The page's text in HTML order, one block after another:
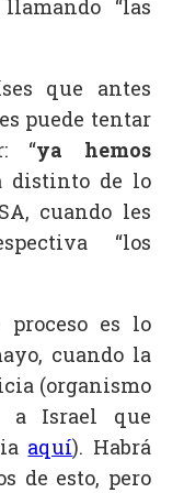
“las
que antes
puede tentar
“ya hemos
distinto de lo
cuando les
“los
proceso es lo
cuando la
(organismo
a Israel que
aquí). Habrá
de esto, pero